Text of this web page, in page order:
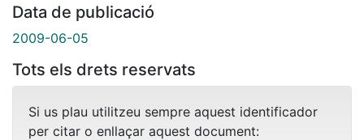
Data de publicació
2009-06-05
Tots els drets reservats
Si us plau utilitzeu sempre aquest identificador
per citar o enllaçar aquest document: